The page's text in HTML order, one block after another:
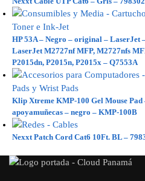
HP 53A – Negro – original – LaserJet
LaserJet M2727nf MFP, M2727nfs
P2015dn, P2015n, P2015x – Q7553A
Klip Xtreme KMP-100 Gel Mouse
apoyamuñecas – negro – KMP-100B
Nexxt Patch Cord Cat6 10Ft. BL –